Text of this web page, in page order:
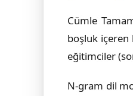
Cümle
boşluk
eğitimciler
N-gram dil